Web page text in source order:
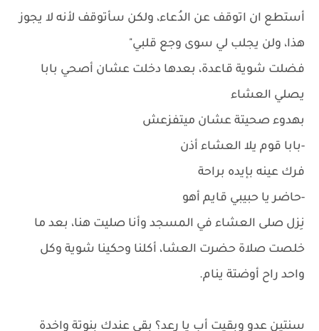
أستطع ان اتوقف عن الدُعاء، ولكن سأتوقف لأنه لا يجوز
هذا، ولن يجلب لي سوى وجع قلبي"
فضلت شوية قاعدة، بعدها دخلت عشان أصحي بابا
يصلي العشاء
بهدوء صحيتة عشان ميتفزعش
-بابا قوم يلا العشاء أذن
فرك عينه بإيده براحة
-حاضر يا حبيبي قايم أهو
نِزل صلى العشاء في المسجد وأنا صليت هنا، بعد ما
خلصت صلاة حضرت العشا، أكلنا وحكينا شوية وكل
واحد راح أوضتة ينام.
سنتين عدو وبقيت أب يا رعد؟ بقى عندك بنوتة واخدة